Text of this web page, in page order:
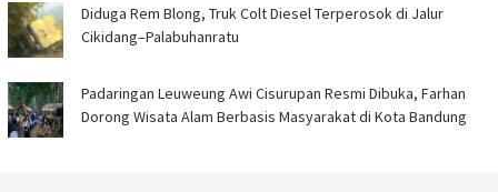
Diduga Rem Blong, Truk Colt Diesel Terperosok di Jalur
Cikidang–Palabuhanratu
Padaringan Leuweung Awi Cisurupan Resmi Dibuka, Farhan
Dorong Wisata Alam Berbasis Masyarakat di Kota Bandung